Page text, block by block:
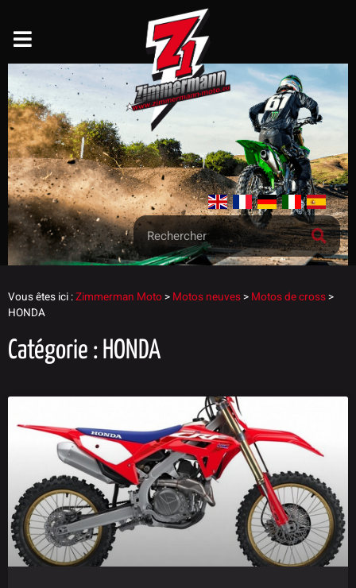
Vous êtes ici :Zimmerman Moto> Motos neuves> Motos de cross>
HONDA
Catégorie : HONDA